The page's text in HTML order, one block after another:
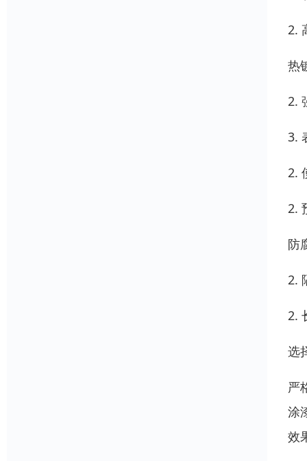
2.
热
2.
3.
2.
2.
防
2.
2.
选
严
涂
效